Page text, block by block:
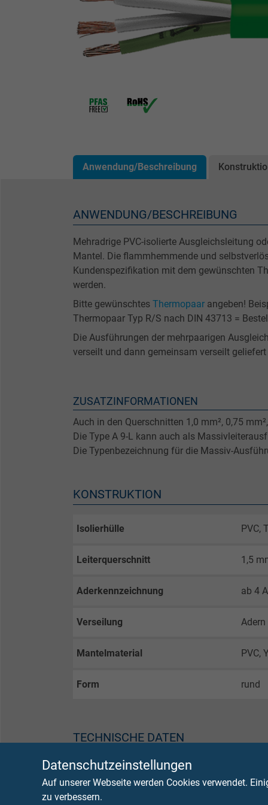
Datenschutzeinstellungen
Auf unserer Webseite werden Cookies verwendet.
zu verbessern.
Anwendung/Beschreibung
ANWENDUNG/BESCHREIBUNG
Mehradrige PVC-isolierte Ausgleichsleitung
Mantel. Die flammhemmende und
Kundenspezifikation mit dem gewünschten
werden.
Bitte gewünschtes Thermopaar angeben!
Thermopaar Typ R/S nach DIN 43713 =
Die Ausführungen der mehrpaarigen
verseilt und dann gemeinsam verseilt geliefert
ZUSATZINFORMATIONEN
Auch in den Querschnitten 1,0 mm², 0,75
Die Type A 9-L kann auch als
Die Typenbezeichnung für die Massiv-
KONSTRUKTION
Isolierhülle PVC,
Leiterquerschnitt 1,5
Aderkennzeichnung ab 4
Verseilung
Mantelmaterial PVC,
Form rund
TECHNISCHE DATEN
Mindestbiegeradius
Strahlenbeständigkeit